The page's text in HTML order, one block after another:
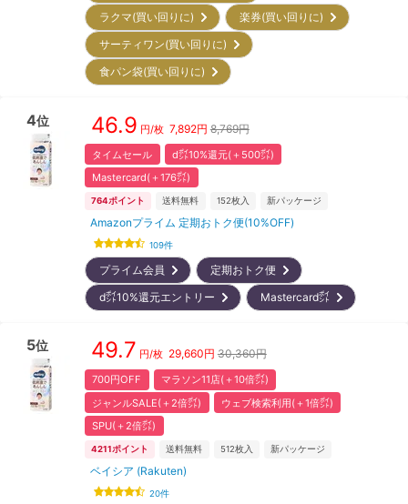
ラクマ(買い回りに)
楽券(買い回りに)
サーティワン(買い回りに)
食パン袋(買い回りに)
4位 46.9 円/枚 7,892円 8,769円
タイムセール
d㌽10%還元(＋500㌽)
Mastercard(＋176㌽)
764ポイント 送料無料 152枚入 新パッケージ
Amazonプライム 定期おトク便(10%OFF)
109件
プライム会員
定期おトク便
d㌽10%還元エントリー
Mastercard㌽
5位 49.7 円/枚 29,660円 30,360円
700円OFF
マラソン11店(＋10倍㌽)
ジャンルSALE(＋2倍㌽)
ウェブ検索利用(＋1倍㌽)
SPU(＋2倍㌽)
4211ポイント 送料無料 512枚入 新パッケージ
ベイシア (Rakuten)
20件